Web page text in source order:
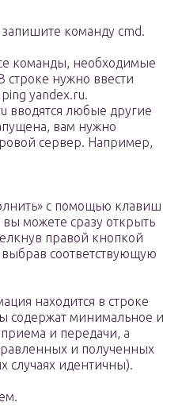
команду cmd.
команды, необходимые
строке нужно ввести
yandex.ru.
вводятся любые другие
вам нужно
сервер. Например,
с помощью клавиш
можете сразу открыть
правой кнопкой
соответствующую
находится в строке
содержат минимальное и
и передачи, а
и полученных
случаях идентичны).